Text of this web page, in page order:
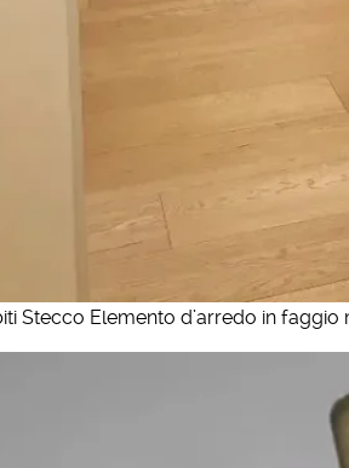
Stecco Elemento d’arredo in